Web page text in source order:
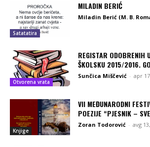
Satatatira
MILADIN BERIĆ
Miladin Berić (M. B.
Otvorena vrata
REGISTAR ODOBRENIH
ŠKOLSKU 2015/2016.
Sunčica Miščević - apr
Knjige
VII MEĐUNARODNI
POEZIJE “PJESNIK –
Zoran Todorović - avg